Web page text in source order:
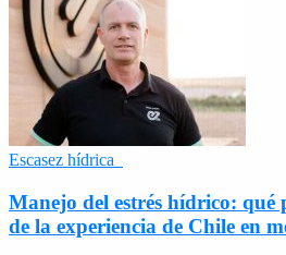
Escasez hídrica
Manejo del estrés hídrico: qué
de la experiencia de Chile en